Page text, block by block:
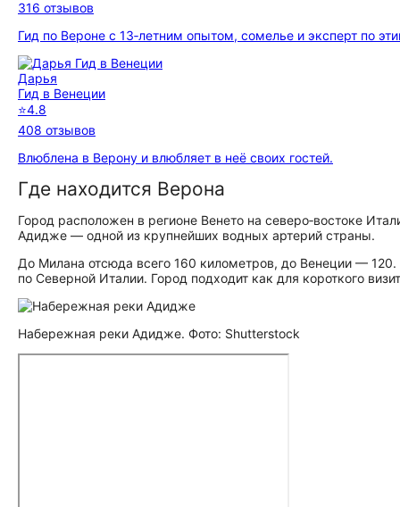
316 отзывов
Гид по Вероне с 13‑летним опытом, сомелье и эксперт по
Дарья
Гид в Венеции
⭐4.8
408 отзывов
Влюблена в Верону и влюбляет в неё своих гостей.
Где находится Верона
Город расположен в регионе Венето на северо‑востоке
Адидже — одной из крупнейших водных артерий страны.
До Милана отсюда всего 160 километров, до Венеции —
по Северной Италии. Город подходит как для короткого
Набережная реки Адидже. Фото: Shutterstock